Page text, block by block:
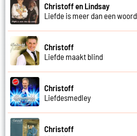
Christoff en Lindsay
Liefde is meer dan een woord
Christoff
Liefde maakt blind
Christoff
Liefdesmedley
Christoff